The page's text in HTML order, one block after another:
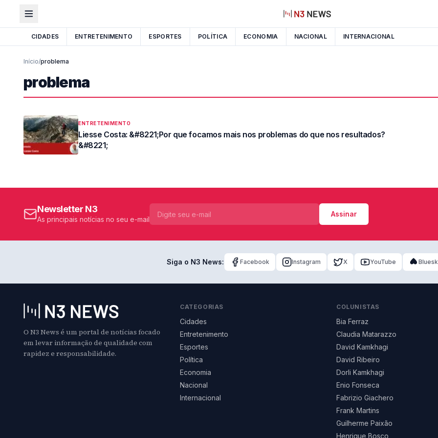
CIDADES ENTRETENIMENTO ESPORTES POLÍTICA ECONOMIA NACIONAL INTERNACIONAL
Início/problema
problema
ENTRETENIMENTO
Liesse Costa: &#8221;Por que focamos mais nos problemas do que nos resultados?
&#8221;
Newsletter N3
As principais notícias no seu e-mail
Assinar
Siga o N3 News: Facebook Instagram X YouTube
O N3 News é um portal de notícias focado
em levar informação de qualidade com
rapidez e responsabilidade.
CATEGORIAS
Cidades
Entretenimento
Esportes
Política
Economia
Nacional
Internacional
COLUNISTAS
Bia Ferraz
Claudia Matarazzo
David Kamkhagi
David Ribeiro
Dorli Kamkhagi
Enio Fonseca
Fabrizio Giachero
Frank Martins
Guilherme Paixão
Henrique Bosco